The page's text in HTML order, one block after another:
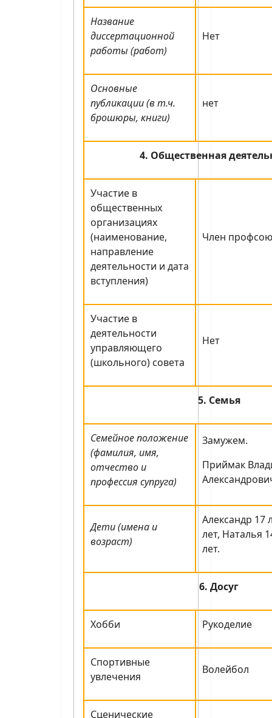
Название
диссертационной
работы (работ)
Нет
Основные
публикации (в т.ч.
брошюры, книги)
нет
4. Общественная
Участие в
общественных
организациях
(наименование,
направление
деятельности и дата
вступления)
Член
Участие в
деятельности
управляющего
(школьного) совета
Нет
5. Семья
Семейное положение
(фамилия, имя,
отчество и
профессия супруга)
Замужем.
Приймак
Дети (имена и
возраст)
Александр 17
лет, Наталья
лет.
6. Досуг
Хобби Рукоделие
Спортивные
увлечения
Волейбол
Сценические